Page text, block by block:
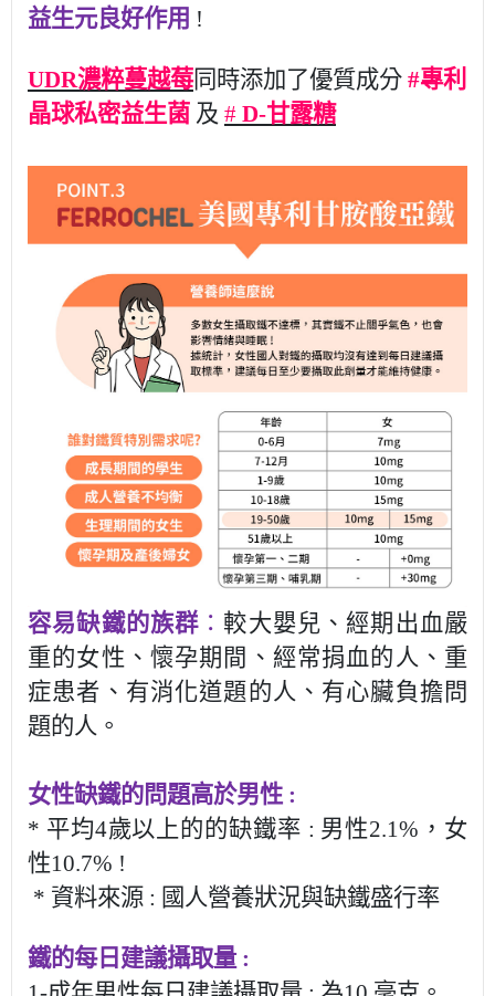
益生元良好作用 !
UDR濃粹蔓越莓同時添加了優質成分 #專利
晶球私密益生菌 及 # D-甘露糖
容易缺鐵的族群 ： 較大嬰兒、經期出血嚴
重的女性、懷孕期間、經常捐血的人、重
症患者、有消化道題的人、有心臟負擔問
題的人。
女性缺鐵的問題高於男性 :
* 平均4歲以上的的缺鐵率 : 男性2.1% ，女
性10.7% !
* 資料來源 : 國人營養狀況與缺鐵盛行率
鐵的每日建議攝取量 :